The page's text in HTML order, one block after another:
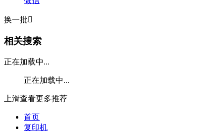
换一批
相关搜索
正在加载中...
正在加载中...
上滑查看更多推荐
首页
复印机